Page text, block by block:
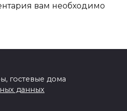
вам необходимо
гостевые дома
данных